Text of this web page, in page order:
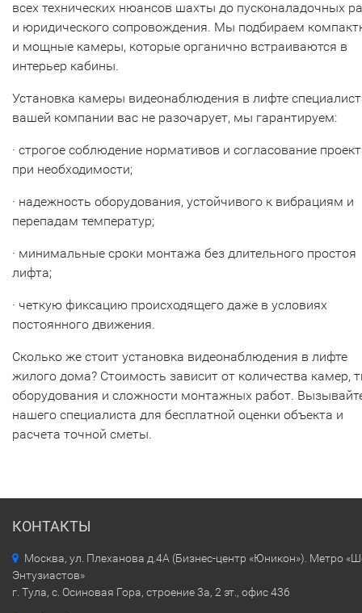
всех технических нюансов шахты до пусконаладочных
и юридического сопровождения. Мы подбираем
и мощные камеры, которые органично встраиваются в
интерьер кабины.
Установка камеры видеонаблюдения в лифте
вашей компании вас не разочарует, мы гарантируем:
· строгое соблюдение нормативов и согласование
при необходимости;
· надежность оборудования, устойчивого к вибрациям и
перепадам температур;
· минимальные сроки монтажа без длительного простоя
лифта;
· четкую фиксацию происходящего даже в условиях
постоянного движения.
Сколько же стоит установка видеонаблюдения в лифте
жилого дома? Стоимость зависит от количества камер,
оборудования и сложности монтажных работ.
нашего специалиста для бесплатной оценки объекта и
расчета точной сметы.
КОНТАКТЫ
Москва, ул. Плеханова д.4А (Бизнес-центр «Юникон»). Метро
Энтузиастов»
г. Тула, с. Осиновая Гора, строение 3а, 2 эт., офис 436